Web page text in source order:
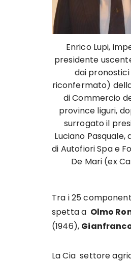
Enrico Lupi,
presidente
dai
riconfermato)
di Commercio
province liguri,
surrogato il
Luciano Pasquale,
di Autofiori Spa e
De Mari (ex
Tra i 25
spetta a Olmo
(1946),
La Cia settore